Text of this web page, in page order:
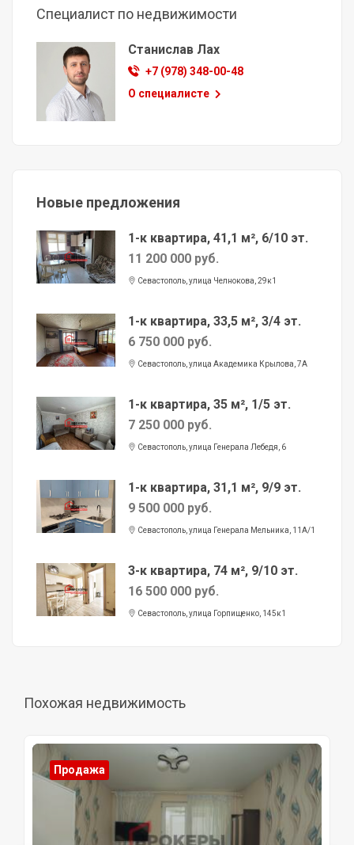
Специалист по недвижимости
Станислав Лах
+7 (978) 348-00-48
О специалисте
Новые предложения
1-к квартира, 41,1 м², 6/10 эт.
11 200 000 руб.
Севастополь, улица Челнокова, 29к1
1-к квартира, 33,5 м², 3/4 эт.
6 750 000 руб.
Севастополь, улица Академика Крылова, 7А
1-к квартира, 35 м², 1/5 эт.
7 250 000 руб.
Севастополь, улица Генерала Лебедя, 6
1-к квартира, 31,1 м², 9/9 эт.
9 500 000 руб.
Севастополь, улица Генерала Мельника, 11А/1
3-к квартира, 74 м², 9/10 эт.
16 500 000 руб.
Севастополь, улица Горпищенко, 145к1
Похожая недвижимость
Продажа